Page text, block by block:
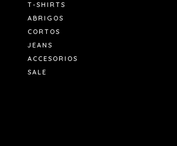
T-SHIRTS
ABRIGOS
CORTOS
JEANS
ACCESORIOS
SALE